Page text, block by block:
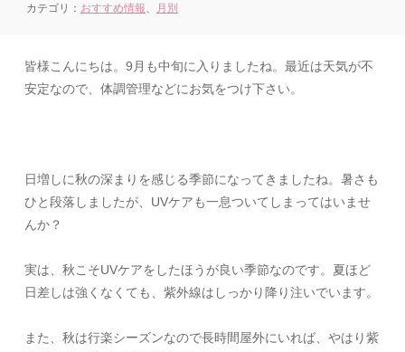
カテゴリ： おすすめ情報、 月別
皆様こんにちは。 9月も中旬に入りましたね。最近は天気が不
安定なので、体調管理などにお気をつけ下さい。
日増しに秋の深まりを感じる季節になってきましたね。暑さも
ひと段落しましたが、 UVケアも一息ついてしまってはいませ
んか？
実は、秋こそUVケアをしたほうが良い季節なのです。夏ほど
日差しは強くなくても、紫外線はしっかり降り注いでいます。
また、秋は行楽シーズンなので長時間屋外にいれば、やはり紫